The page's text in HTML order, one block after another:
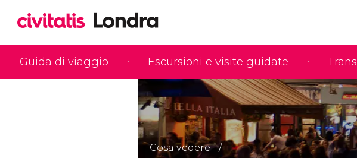
Guida di viaggio Escursioni e visite guidate
Cosa vedere